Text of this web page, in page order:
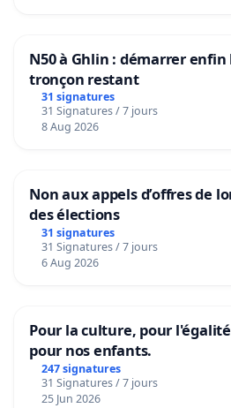
N50 à Ghlin : démarrer
tronçon restant
31 signatures
31 Signatures / 7 jours
8 Aug 2026
Non aux appels d’offres de
des élections
31 signatures
31 Signatures / 7 jours
6 Aug 2026
Pour la culture, pour
pour nos enfants.
247 signatures
31 Signatures / 7 jours
25 Jun 2026